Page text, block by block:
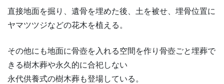
直接地面を掘り、遺骨を埋めた後、土を被せ、埋骨位置に
ヤマツツジなどの花木を植える。
その他にも地面に骨壺を入れる空間を作り骨壺ごと埋葬で
きる樹木葬や永久的に合祀しない
永代供養式の樹木葬も登場している。